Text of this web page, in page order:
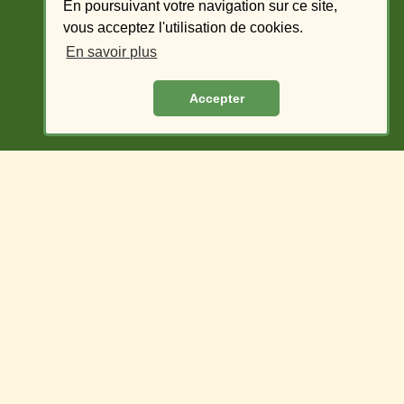
En poursuivant votre navigation sur ce site,
vous acceptez l'utilisation de cookies.
En savoir plus
Accepter
Ajouter un trajet
Liste des offres - conducteur
Liste des demandes - passager